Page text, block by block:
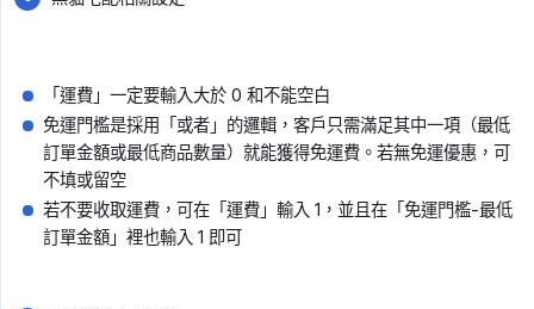
「運費」一定要輸入大於 0 和不能空白
免運門檻是採用「或者」的邏輯，客戶只需滿足其中一項（最低
訂單金額或最低商品數量）就能獲得免運費。若無免運優惠，可
不填或留空
若不要收取運費，可在「運費」輸入 1，並且在「免運門檻-最低
訂單金額」裡也輸入 1 即可